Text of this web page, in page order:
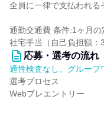
全員に一律で支払われる
通勤交通費 条件:1ヶ月の
社宅手当（自己負担額：
応募・選考の流れ
適性検査なし、グループ
選考プロセス
Webプレエントリー